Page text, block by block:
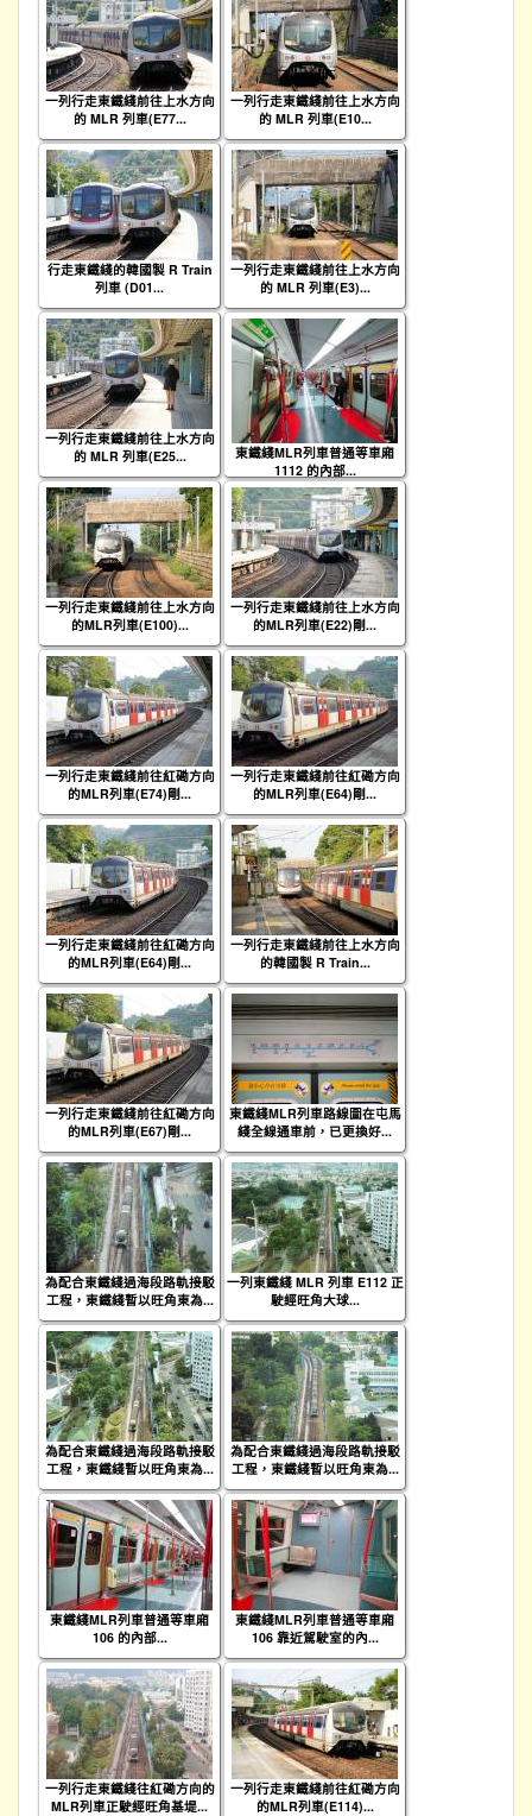
一列行走東鐵綫前往上水方向
的 MLR 列車(E77...
一列行走東鐵綫前往上水方向
的 MLR 列車(E10...
行走東鐵綫的韓國製 R Train
列車 (D01...
一列行走東鐵綫前往上水方向
的 MLR 列車(E3)...
一列行走東鐵綫前往上水方向
的 MLR 列車(E25...
東鐵綫MLR列車普通等車廂
1112 的內部...
一列行走東鐵綫前往上水方向
的MLR列車(E100)...
一列行走東鐵綫前往上水方向
的MLR列車(E22)剛...
一列行走東鐵綫前往紅磡方向
的MLR列車(E74)剛...
一列行走東鐵綫前往紅磡方向
的MLR列車(E64)剛...
一列行走東鐵綫前往紅磡方向
的MLR列車(E64)剛...
一列行走東鐵綫前往上水方向
的韓國製 R Train...
一列行走東鐵綫前往紅磡方向
的MLR列車(E67)剛...
東鐵綫MLR列車路線圖在屯馬
綫全線通車前，已更換好...
為配合東鐵綫過海段路軌接駁
工程，東鐵綫暫以旺角東為...
一列東鐵綫 MLR 列車 E112 正
駛經旺角大球...
為配合東鐵綫過海段路軌接駁
工程，東鐵綫暫以旺角東為...
為配合東鐵綫過海段路軌接駁
工程，東鐵綫暫以旺角東為...
東鐵綫MLR列車普通等車廂
106 的內部...
東鐵綫MLR列車普通等車廂
106 靠近駕駛室的內...
一列行走東鐵綫往紅磡方向的
MLR列車正駛經旺角基堤...
一列行走東鐵綫前往紅磡方向
的MLR列車(E114)...